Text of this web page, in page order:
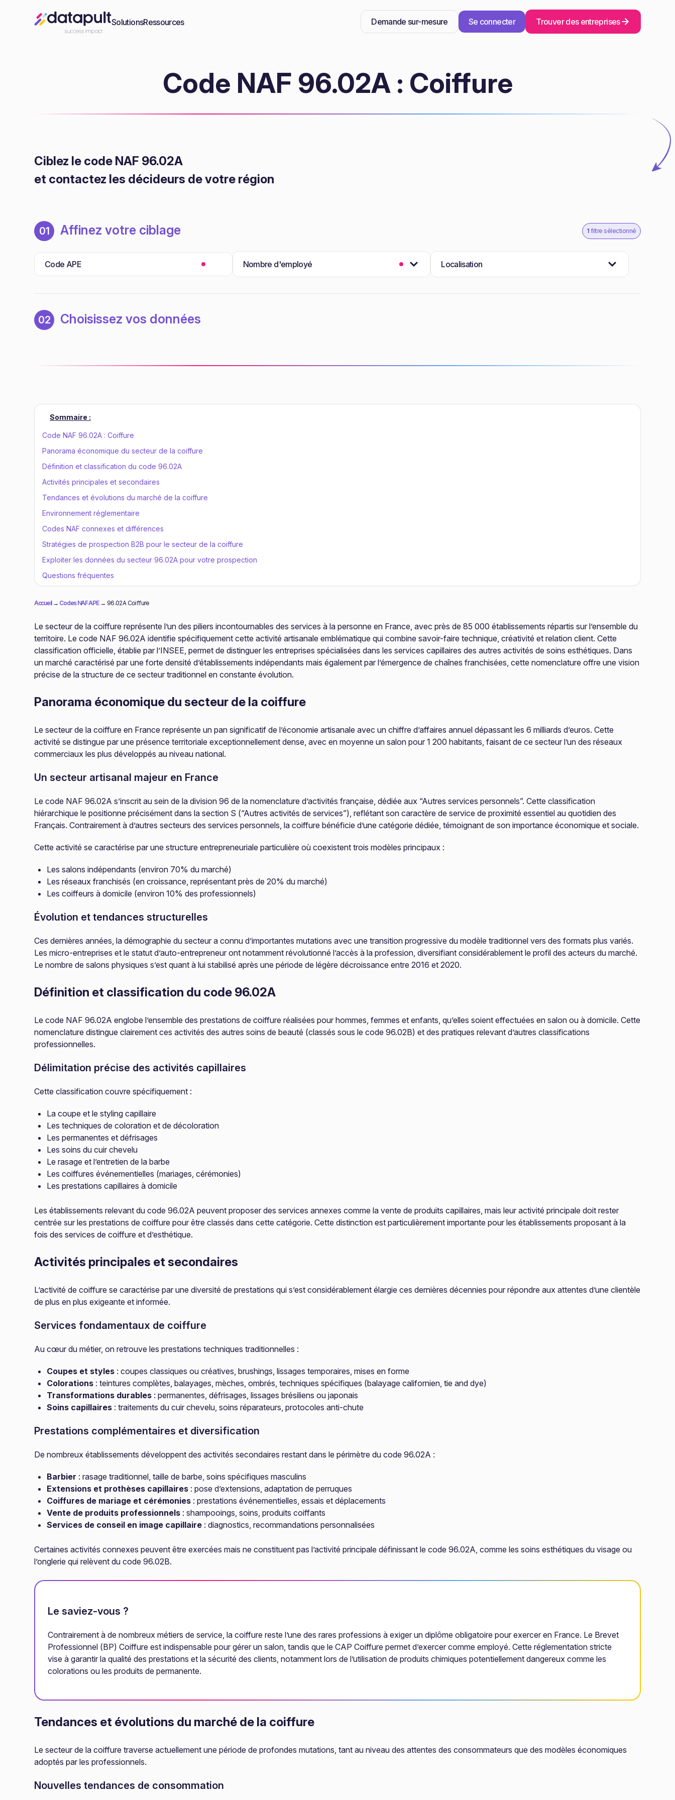
SolutionsRessources Demande sur-mesure Se connecter Trouver des entreprises
Code NAF 96.02A : Coiffure
Ciblez le code NAF 96.02A
et contactez les décideurs de votre région
01 Affinez votre ciblage 1 filtre sélectionné
Code APE Nombre d'employé Localisation
02 Choisissez vos données
Sommaire :
Code NAF 96.02A : Coiffure
Panorama économique du secteur de la coiffure
Définition et classification du code 96.02A
Activités principales et secondaires
Tendances et évolutions du marché de la coiffure
Environnement réglementaire
Codes NAF connexes et différences
Stratégies de prospection B2B pour le secteur de la coiffure
Exploiter les données du secteur 96.02A pour votre prospection
Questions fréquentes
Accueil→ Codes NAF APE→ 96.02A Coiffure
Le secteur de la coiffure représente l’un des piliers incontournables des services à la personne en France, avec près de 85 000 établissements répartis sur l’ensemble du
territoire. Le code NAF 96.02A identifie spécifiquement cette activité artisanale emblématique qui combine savoir-faire technique, créativité et relation client. Cette
classification officielle, établie par l’INSEE, permet de distinguer les entreprises spécialisées dans les services capillaires des autres activités de soins esthétiques. Dans
un marché caractérisé par une forte densité d’établissements indépendants mais également par l’émergence de chaînes franchisées, cette nomenclature offre une vision
précise de la structure de ce secteur traditionnel en constante évolution.
Panorama économique du secteur de la coiffure
Le secteur de la coiffure en France représente un pan significatif de l’économie artisanale avec un chiffre d’affaires annuel dépassant les 6 milliards d’euros. Cette
activité se distingue par une présence territoriale exceptionnellement dense, avec en moyenne un salon pour 1 200 habitants, faisant de ce secteur l’un des réseaux
commerciaux les plus développés au niveau national.
Un secteur artisanal majeur en France
Le code NAF 96.02A s’inscrit au sein de la division 96 de la nomenclature d’activités française, dédiée aux “Autres services personnels”. Cette classification
hiérarchique le positionne précisément dans la section S (“Autres activités de services”), reflétant son caractère de service de proximité essentiel au quotidien des
Français. Contrairement à d’autres secteurs des services personnels, la coiffure bénéficie d’une catégorie dédiée, témoignant de son importance économique et sociale.
Cette activité se caractérise par une structure entrepreneuriale particulière où coexistent trois modèles principaux :
Les salons indépendants (environ 70% du marché)
Les réseaux franchisés (en croissance, représentant près de 20% du marché)
Les coiffeurs à domicile (environ 10% des professionnels)
Évolution et tendances structurelles
Ces dernières années, la démographie du secteur a connu d’importantes mutations avec une transition progressive du modèle traditionnel vers des formats plus variés.
Les micro-entreprises et le statut d’auto-entrepreneur ont notamment révolutionné l’accès à la profession, diversifiant considérablement le profil des acteurs du marché.
Le nombre de salons physiques s’est quant à lui stabilisé après une période de légère décroissance entre 2016 et 2020.
Définition et classification du code 96.02A
Le code NAF 96.02A englobe l’ensemble des prestations de coiffure réalisées pour hommes, femmes et enfants, qu’elles soient effectuées en salon ou à domicile. Cette
nomenclature distingue clairement ces activités des autres soins de beauté (classés sous le code 96.02B) et des pratiques relevant d’autres classifications
professionnelles.
Délimitation précise des activités capillaires
Cette classification couvre spécifiquement :
La coupe et le styling capillaire
Les techniques de coloration et de décoloration
Les permanentes et défrisages
Les soins du cuir chevelu
Le rasage et l’entretien de la barbe
Les coiffures événementielles (mariages, cérémonies)
Les prestations capillaires à domicile
Les établissements relevant du code 96.02A peuvent proposer des services annexes comme la vente de produits capillaires, mais leur activité principale doit rester
centrée sur les prestations de coiffure pour être classés dans cette catégorie. Cette distinction est particulièrement importante pour les établissements proposant à la
fois des services de coiffure et d’esthétique.
Activités principales et secondaires
L’activité de coiffure se caractérise par une diversité de prestations qui s’est considérablement élargie ces dernières décennies pour répondre aux attentes d’une clientèle
de plus en plus exigeante et informée.
Services fondamentaux de coiffure
Au cœur du métier, on retrouve les prestations techniques traditionnelles :
Coupes et styles : coupes classiques ou créatives, brushings, lissages temporaires, mises en forme
Colorations : teintures complètes, balayages, mèches, ombrés, techniques spécifiques (balayage californien, tie and dye)
Transformations durables : permanentes, défrisages, lissages brésiliens ou japonais
Soins capillaires : traitements du cuir chevelu, soins réparateurs, protocoles anti-chute
Prestations complémentaires et diversification
De nombreux établissements développent des activités secondaires restant dans le périmètre du code 96.02A :
Barbier : rasage traditionnel, taille de barbe, soins spécifiques masculins
Extensions et prothèses capillaires : pose d’extensions, adaptation de perruques
Coiffures de mariage et cérémonies : prestations événementielles, essais et déplacements
Vente de produits professionnels : shampooings, soins, produits coiffants
Services de conseil en image capillaire : diagnostics, recommandations personnalisées
Certaines activités connexes peuvent être exercées mais ne constituent pas l’activité principale définissant le code 96.02A, comme les soins esthétiques du visage ou
l’onglerie qui relèvent du code 96.02B.
Le saviez-vous ?
Contrairement à de nombreux métiers de service, la coiffure reste l’une des rares professions à exiger un diplôme obligatoire pour exercer en France. Le Brevet
Professionnel (BP) Coiffure est indispensable pour gérer un salon, tandis que le CAP Coiffure permet d’exercer comme employé. Cette réglementation stricte
vise à garantir la qualité des prestations et la sécurité des clients, notamment lors de l’utilisation de produits chimiques potentiellement dangereux comme les
colorations ou les produits de permanente.
Tendances et évolutions du marché de la coiffure
Le secteur de la coiffure traverse actuellement une période de profondes mutations, tant au niveau des attentes des consommateurs que des modèles économiques
adoptés par les professionnels.
Nouvelles tendances de consommation